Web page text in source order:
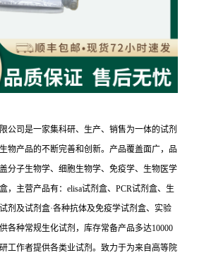
公司是一家集科研、生产、销售为一体的试剂
物产品的不断完善和创新。产品覆盖面广，品
分子生物学、细胞生物学、免疫学、生物医学
，主营产品有：elisa试剂盒、PCR试剂盒、生
剂及试剂盒·各种抗体及免疫学试剂盒、实验
各种常规生化试剂，库存常备产品多达10000
工作者提供各类业试剂。致力于为来自高等院